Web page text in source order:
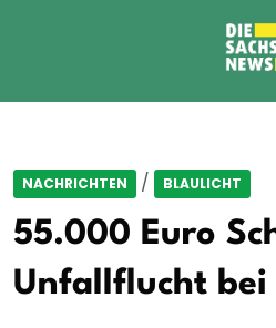
NACHRICHTEN / BLAULICHT
55.000 Euro
Unfallflucht bei